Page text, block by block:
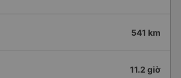
541 km
11.2 giờ